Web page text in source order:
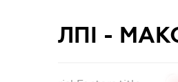
ЛПІ -